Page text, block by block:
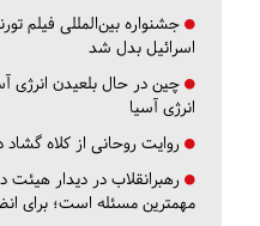
جشنواره بین‌المللی فیلم
اسرائیل بدل شد
چین در حال بلعیدن انرژی
انرژی آسیا
روایت روحانی از کلاه گشاد
رهبرانقلاب در دیدار
مهمترین مسئله است؛ برای